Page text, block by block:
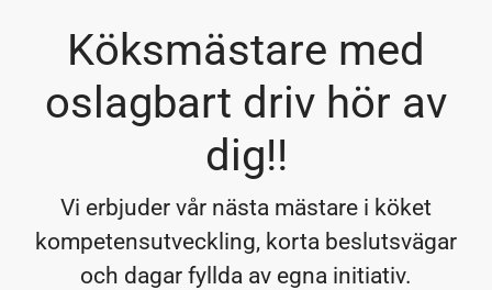
Köksmästare med
oslagbart driv hör av
dig!!
Vi erbjuder vår nästa mästare i köket
kompetensutveckling, korta beslutsvägar
och dagar fyllda av egna initiativ.